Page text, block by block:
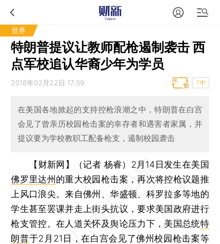
世界
特朗普提议让教师配枪遏制袭击 西
点军校追认华裔少年为学员
2018年02月22日 17:59 T中
在美国各地掀起的支持控枪浪潮之中，特朗普在白宫
会见了曾亲历校园枪击案的幸存者和遇害者家属，并
提议要为学校教职工配备枪支，遏制校园袭击
【财新网】（记者 杨睿） 2月14日发生在美国
佛罗里达州 的重大校园枪击案，再次将控枪议题推
上风口浪尖。来自佛州、华盛顿、科罗拉多等地的
学生甚至罢课并走上街头抗议，要求美国政府进行
枪支管控。在人道关怀及舆论压力下，美国总统特
朗普于2月21日，在白宫会见了佛州校园枪击案等